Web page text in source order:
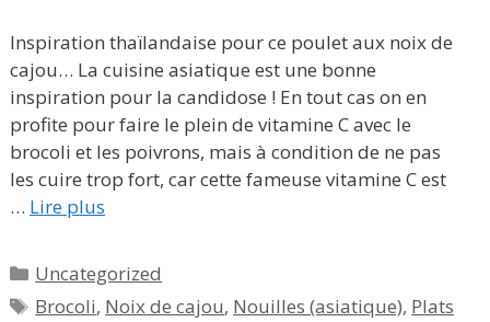
Inspiration thaïlandaise pour ce poulet aux noix de
cajou… La cuisine asiatique est une bonne
inspiration pour la candidose ! En tout cas on en
profite pour faire le plein de vitamine C avec le
brocoli et les poivrons, mais à condition de ne pas
les cuire trop fort, car cette fameuse vitamine C est
… Lire plus
Catégories
Uncategorized
Étiquettes
Brocoli, Noix de cajou, Nouilles (asiatique), Plats